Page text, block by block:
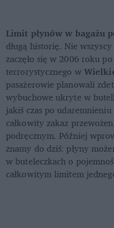
Limit płynów w bagażu
długą historię. Nie
zaczęło się w 2006 roku
terrorystycznego w
pasażerowie planowali
wybuchowe ukryte w
jakiś czas po udaremnieniu
całkowity zakaz
podręcznym. Później
znamy do dziś: płyny
w buteleczkach o
całkowitym limitem